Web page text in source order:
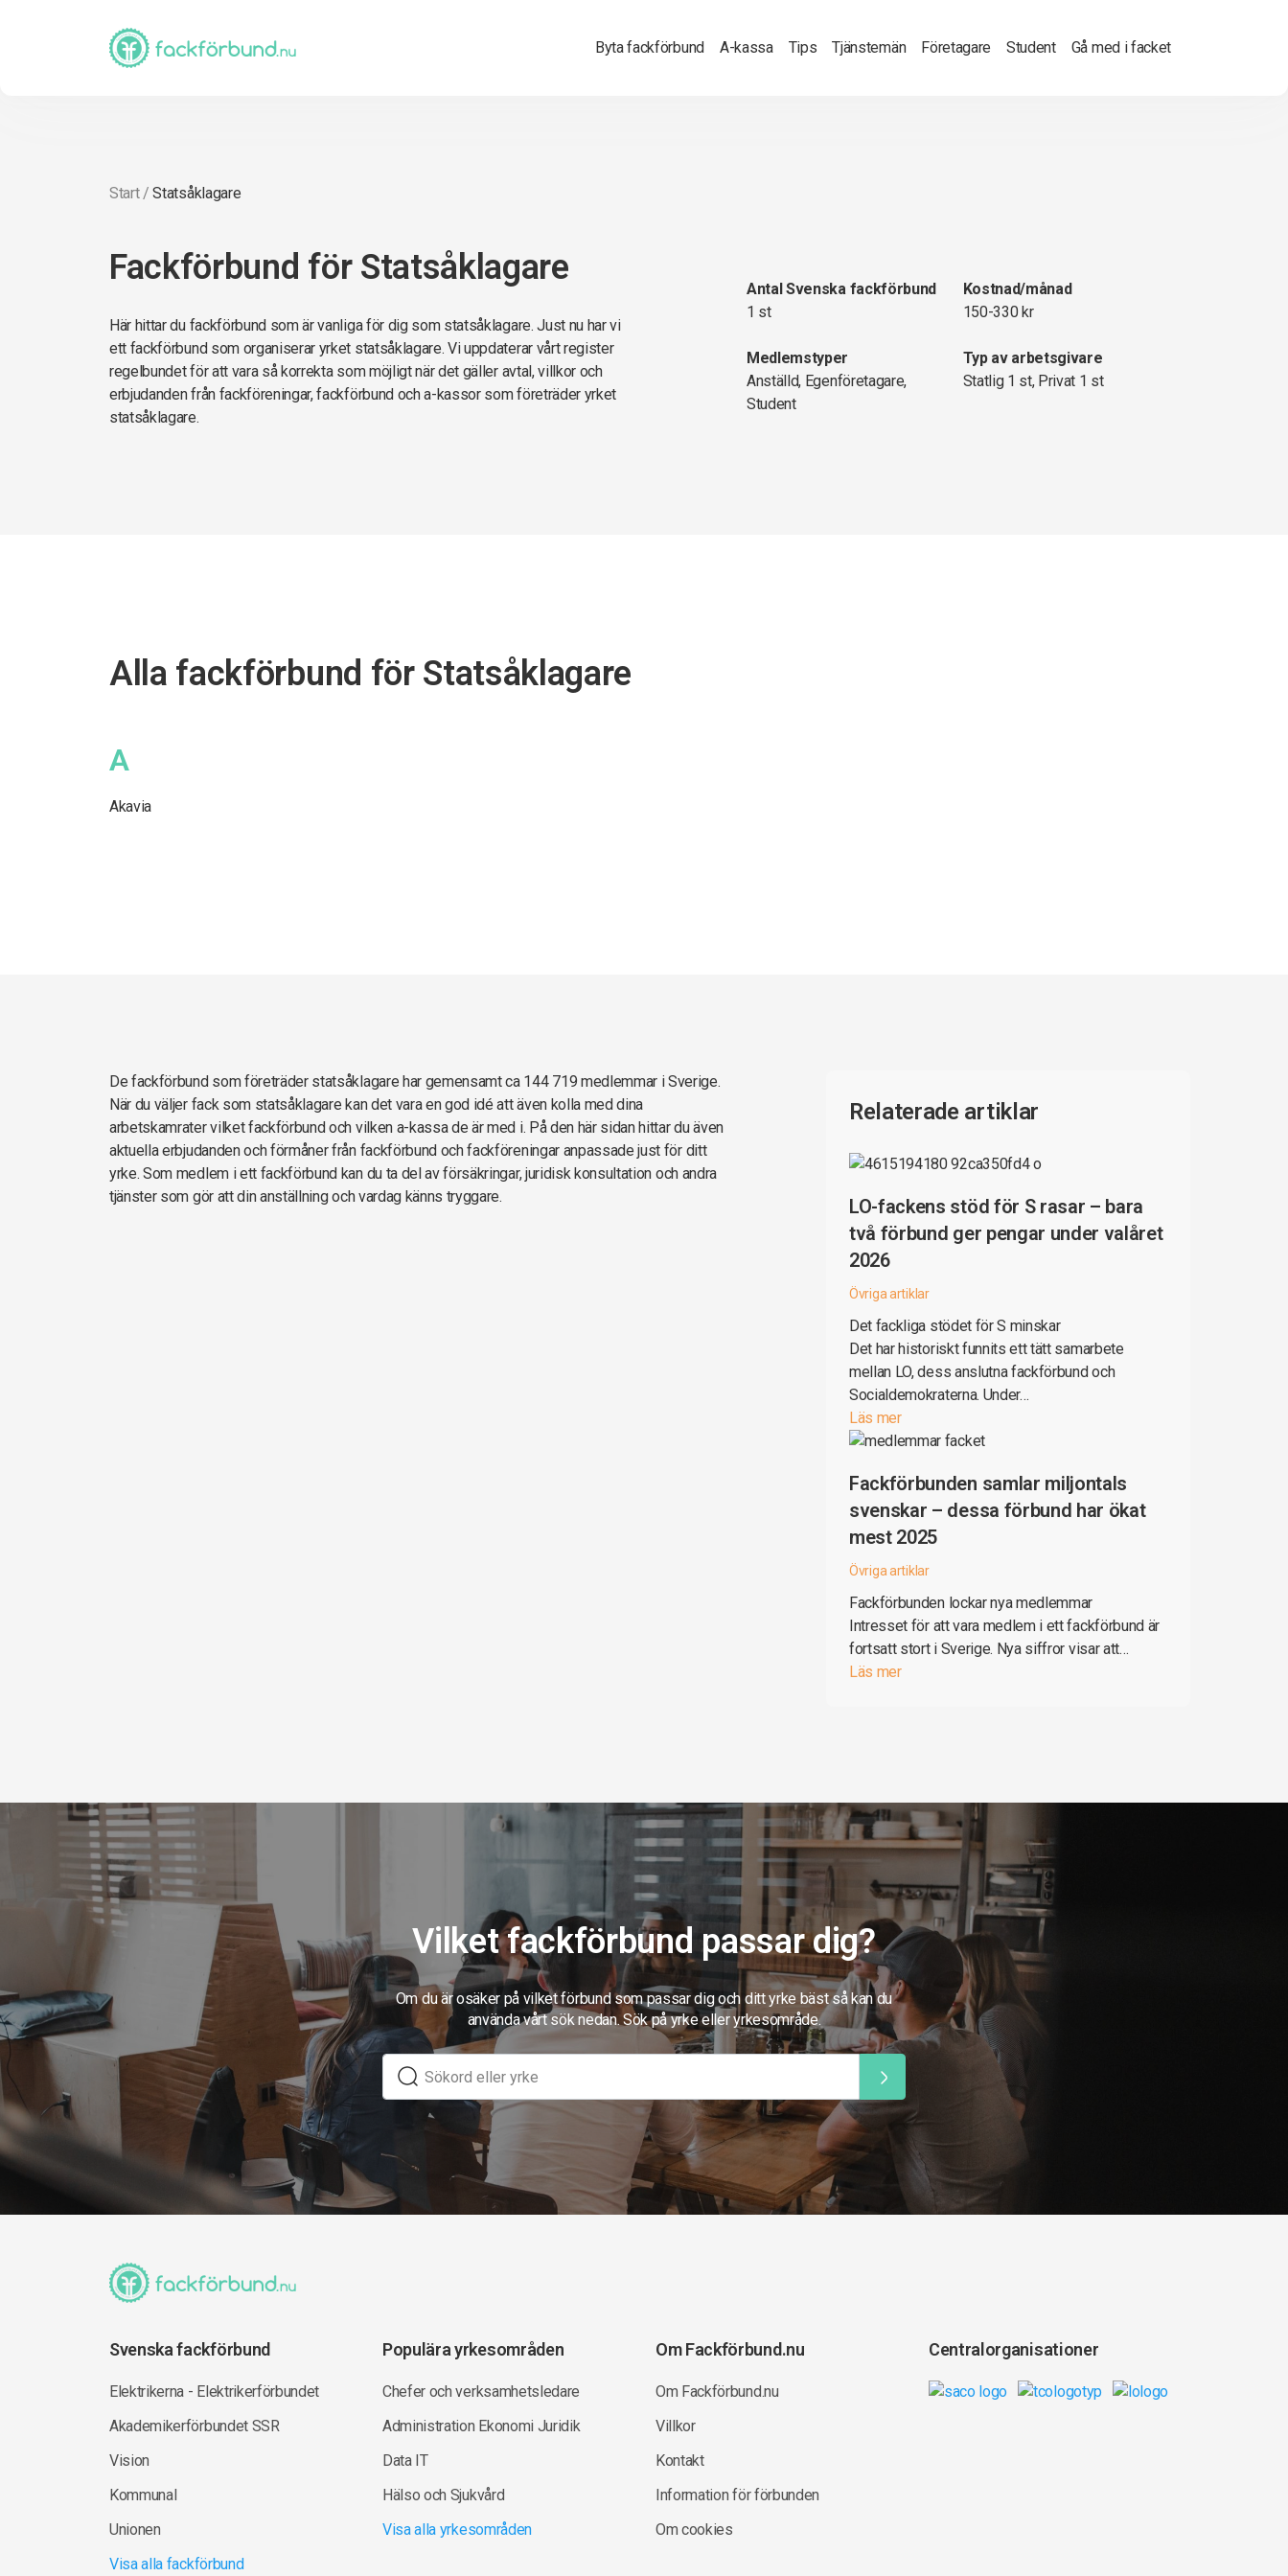
Byta fackförbund A-kassa Tips Tjänstemän Företagare Student Gå med i facket
Start/Statsåklagare
Fackförbund för Statsåklagare
Här hittar du fackförbund som är vanliga för dig som statsåklagare. Just nu har vi
ett fackförbund som organiserar yrket statsåklagare. Vi uppdaterar vårt register
regelbundet för att vara så korrekta som möjligt när det gäller avtal, villkor och
erbjudanden från fackföreningar, fackförbund och a-kassor som företräder yrket
statsåklagare.
Antal Svenska fackförbund
1 st
Kostnad/månad
150-330 kr
Medlemstyper
Anställd, Egenföretagare,
Student
Typ av arbetsgivare
Statlig 1 st, Privat 1 st
Alla fackförbund för Statsåklagare
A
Akavia
De fackförbund som företräder statsåklagare har gemensamt ca 144 719 medlemmar i Sverige.
När du väljer fack som statsåklagare kan det vara en god idé att även kolla med dina
arbetskamrater vilket fackförbund och vilken a-kassa de är med i. På den här sidan hittar du även
aktuella erbjudanden och förmåner från fackförbund och fackföreningar anpassade just för ditt
yrke. Som medlem i ett fackförbund kan du ta del av försäkringar, juridisk konsultation och andra
tjänster som gör att din anställning och vardag känns tryggare.
Relaterade artiklar
LO-fackens stöd för S rasar – bara
två förbund ger pengar under valåret
2026
Övriga artiklar
Det fackliga stödet för S minskar
Det har historiskt funnits ett tätt samarbete
mellan LO, dess anslutna fackförbund och
Socialdemokraterna. Under…
Läs mer
Fackförbunden samlar miljontals
svenskar – dessa förbund har ökat
mest 2025
Övriga artiklar
Fackförbunden lockar nya medlemmar
Intresset för att vara medlem i ett fackförbund är
fortsatt stort i Sverige. Nya siffror visar att…
Läs mer
Vilket fackförbund passar dig?
Om du är osäker på vilket förbund som passar dig och ditt yrke bäst så kan du
använda vårt sök nedan. Sök på yrke eller yrkesområde.
Svenska fackförbund
Elektrikerna - Elektrikerförbundet
Akademikerförbundet SSR
Vision
Kommunal
Unionen
Visa alla fackförbund
Populära yrkesområden
Chefer och verksamhetsledare
Administration Ekonomi Juridik
Data IT
Hälso och Sjukvård
Visa alla yrkesområden
Om Fackförbund.nu
Om Fackförbund.nu
Villkor
Kontakt
Information för förbunden
Om cookies
Centralorganisationer